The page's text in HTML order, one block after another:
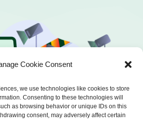
Cookie Consent
we use technologies like cookies to store
Consenting to these technologies will
as browsing behavior or unique IDs on this
consent, may adversely affect certain